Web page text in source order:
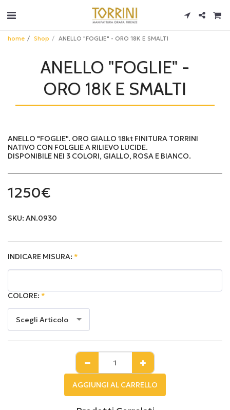
home Shop ANELLO "FOGLIE" - ORO 18K E SMALTI
ANELLO "FOGLIE" -
ORO 18K E SMALTI
ANELLO "FOGLIE". ORO GIALLO 18kt FINITURA TORRINI
NATIVO CON FOLGLIE A RILIEVO LUCIDE.
DISPONIBILE NEI 3 COLORI, GIALLO, ROSA E BIANCO.
1250€
SKU: AN.0930
INDICARE MISURA: *
COLORE: *
Scegli Articolo
AGGIUNGI AL CARRELLO